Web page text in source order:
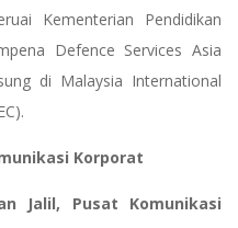
Kementerian Pendidikan
Defence Services Asia
di Malaysia International
Korporat
Jalil, Pusat Komunikasi